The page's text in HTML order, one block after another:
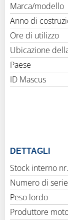
Marca/modello
Anno di
Ore di utilizzo
Ubicazione
Paese
ID Mascus
DETTAGLI
Stock interno nr.
Numero di serie
Peso lordo
Produttore